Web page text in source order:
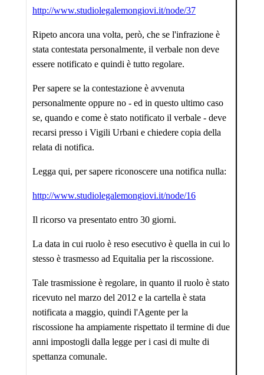
http://www.studiolegalemongiovi.it/node/37
Ripeto ancora una volta, però, che se l'infrazione è
stata contestata personalmente, il verbale non deve
essere notificato e quindi è tutto regolare.
Per sapere se la contestazione è avvenuta
personalmente oppure no - ed in questo ultimo caso
se, quando e come è stato notificato il verbale - deve
recarsi presso i Vigili Urbani e chiedere copia della
relata di notifica.
Legga qui, per sapere riconoscere una notifica nulla:
http://www.studiolegalemongiovi.it/node/16
Il ricorso va presentato entro 30 giorni.
La data in cui ruolo è reso esecutivo è quella in cui lo
stesso è trasmesso ad Equitalia per la riscossione.
Tale trasmissione è regolare, in quanto il ruolo è stato
ricevuto nel marzo del 2012 e la cartella è stata
notificata a maggio, quindi l'Agente per la
riscossione ha ampiamente rispettato il termine di due
anni impostogli dalla legge per i casi di multe di
spettanza comunale.